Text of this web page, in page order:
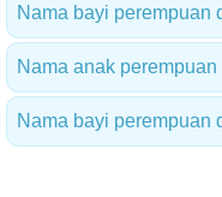
Nama bayi perempuan
Nama anak
Nama bayi perempuan